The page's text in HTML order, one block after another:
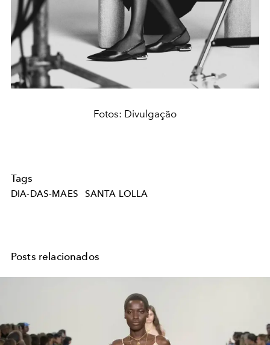
Fotos: Divulgação
Tags
DIA-DAS-MAES SANTA LOLLA
Posts relacionados